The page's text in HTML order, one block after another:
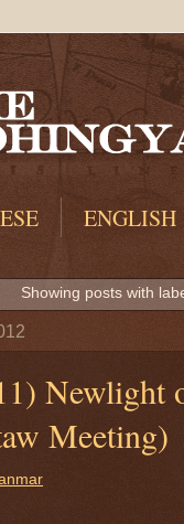
ENGLISH
Showing posts with
Newlight
Meeting)